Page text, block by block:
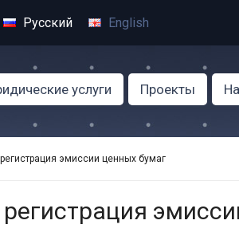
Русский English
услуги Проекты
эмиссии ценных бумаг